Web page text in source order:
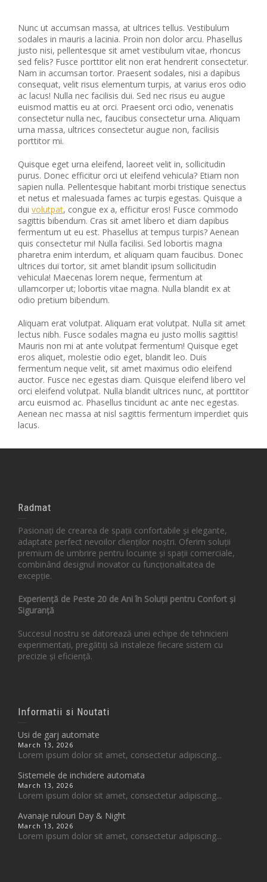
Nunc ut accumsan massa, at ultrices tellus. Vestibulum
sodales in mauris a lacinia. Proin non dolor arcu. Phasellus
justo nisi, pellentesque sit amet vestibulum vitae, rhoncus
sed felis? Fusce porttitor elit non erat hendrerit consectetur.
Nam in accumsan tortor. Praesent sodales, nisi a dapibus
consequat, velit risus elementum turpis, at varius eros odio
ac lacus! Nulla nec facilisis dui. Sed nec risus eu augue
euismod mattis eu at orci. Praesent orci odio, venenatis
consectetur nulla nec, faucibus consectetur urna. Aliquam
urna massa, ultrices consectetur augue non, facilisis
porttitor mi.
Quisque eget urna eleifend, laoreet velit in, sollicitudin
purus. Donec efficitur orci ut eleifend vehicula? Etiam non
sapien nulla. Pellentesque habitant morbi tristique senectus
et netus et malesuada fames ac turpis egestas. Quisque a
dui volutpat, congue ex a, efficitur eros! Fusce commodo
sagittis bibendum. Cras sit amet libero et diam dapibus
fermentum ut eu est. Phasellus at tempus turpis? Aenean
quis consectetur mi! Nulla facilisi. Sed lobortis magna
pharetra enim interdum, et aliquam quam faucibus. Donec
ultrices dui tortor, sit amet blandit ipsum sollicitudin
vehicula! Maecenas lorem neque, fermentum at
ullamcorper ut; lobortis vitae magna. Nulla blandit ex at
odio pretium bibendum.
Aliquam erat volutpat. Aliquam erat volutpat. Nulla sit amet
lectus nibh. Fusce sodales magna eu justo mollis sagittis!
Mauris non mi at ante volutpat fermentum! Quisque eget
eros aliquet, molestie odio eget, blandit leo. Duis
fermentum neque velit, sit amet maximus odio eleifend
auctor. Fusce nec egestas diam. Quisque eleifend libero vel
orci eleifend volutpat. Nulla blandit ultrices nunc, at porttitor
arcu euismod ac. Phasellus tincidunt ac ante nec egestas.
Aenean nec massa at nisl sagittis fermentum imperdiet quis
lacus.
Radmat
Pasionați de crearea de spații confortabile și elegante,
adaptate perfect nevoilor clienților noștri. Oferim soluții
premium de umbrire pentru locuințe și spații comerciale,
combinând designul inovator cu funcționalitatea de
excepție.
Experiență de Peste 20 de Ani în Soluții pentru Confort și
Siguranță
Succesul nostru se datorează unei echipe de tehnicieni
experimentați, pregătiți să instaleze fiecare sistem cu
precizie și eficiență.
Informatii si Noutati
Usi de garj automate
March 13, 2026
Lorem ipsum dolor sit amet, consectetur adipiscing...
Sistemele de inchidere automata
March 13, 2026
Lorem ipsum dolor sit amet, consectetur adipiscing...
Avanaje rulouri Day & Night
March 13, 2026
Lorem ipsum dolor sit amet, consectetur adipiscing...